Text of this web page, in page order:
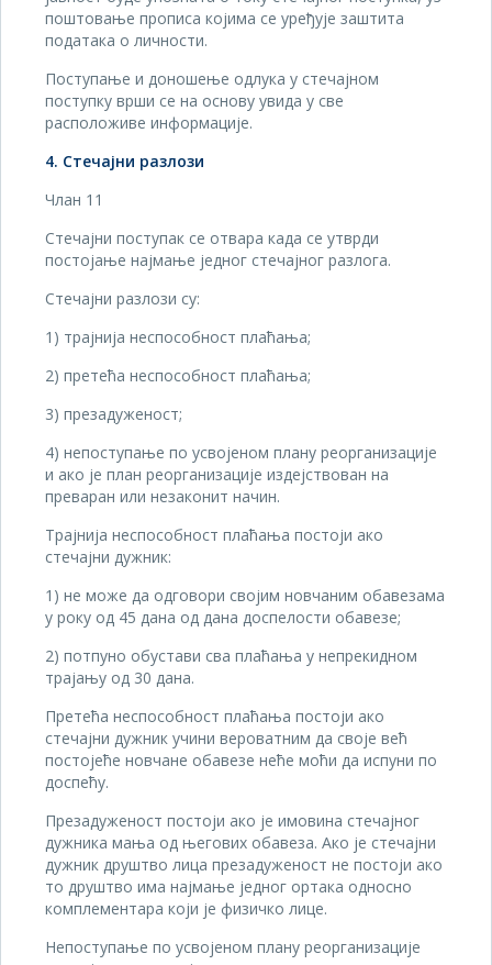
поштовање прописа којима се уређује заштита
података о личности.
Поступање и доношење одлука у стечајном
поступку врши се на основу увида у све
расположиве информације.
4. Стечајни разлози
Члан 11
Стечајни поступак се отвара када се утврди
постојање најмање једног стечајног разлога.
Стечајни разлози су:
1) трајнија неспособност плаћања;
2) претећа неспособност плаћања;
3) презадуженост;
4) непоступање по усвојеном плану реорганизације
и ако је план реорганизације издејствован на
преваран или незаконит начин.
Трајнија неспособност плаћања постоји ако
стечајни дужник:
1) не може да одговори својим новчаним обавезама
у року од 45 дана од дана доспелости обавезе;
2) потпуно обустави сва плаћања у непрекидном
трајању од 30 дана.
Претећа неспособност плаћања постоји ако
стечајни дужник учини вероватним да своје већ
постојеће новчане обавезе неће моћи да испуни по
доспећу.
Презадуженост постоји ако је имовина стечајног
дужника мања од његових обавеза. Ако је стечајни
дужник друштво лица презадуженост не постоји ако
то друштво има најмање једног ортака односно
комплементара који је физичко лице.
Непоступање по усвојеном плану реорганизације